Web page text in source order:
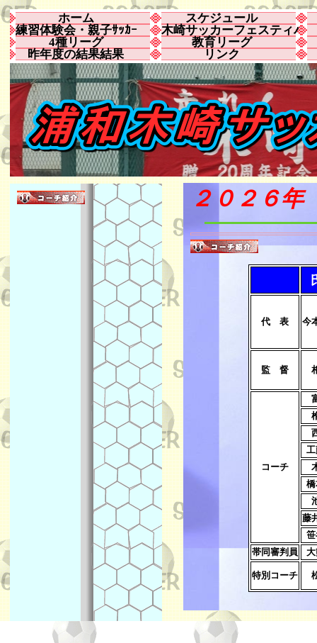
ホーム
スケジュール
練習体験会・親子ｻｯｶｰ
木崎サッカーフェスティバル
4種リーグ
教育リーグ
昨年度の結果結果
リンク
２０２６
代 表 今
監 督
コーチ
藤
帯同審判員
特別コーチ